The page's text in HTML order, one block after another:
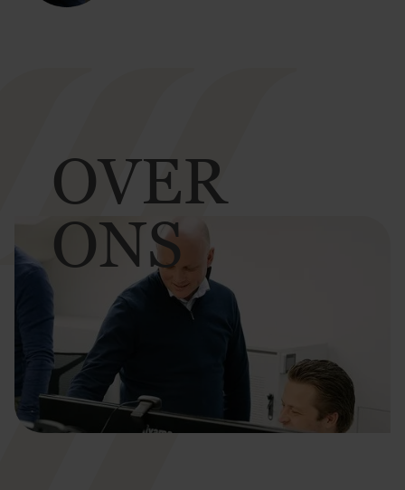
OVER
ONS